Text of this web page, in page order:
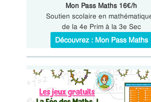
Mon Pass Maths 16€/h
Soutien scolaire en
de la 4e Prim à la 3e Sec
Découvrez : Mon Pass Maths